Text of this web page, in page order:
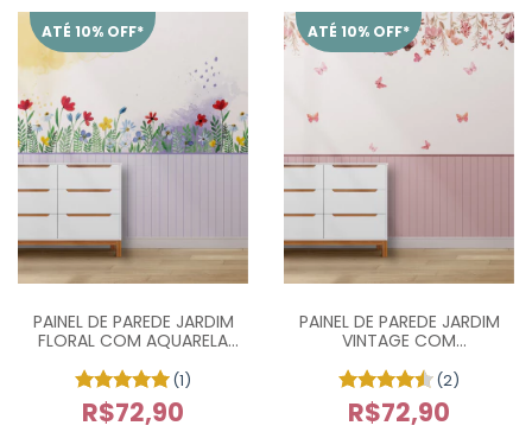
ATÉ 10% OFF*
PAINEL DE PAREDE JARDIM
FLORAL COM AQUARELA
(1)
R$72,90
ATÉ 10% OFF*
PAINEL DE PAREDE JARDIM
VINTAGE COM
(2)
R$72,90